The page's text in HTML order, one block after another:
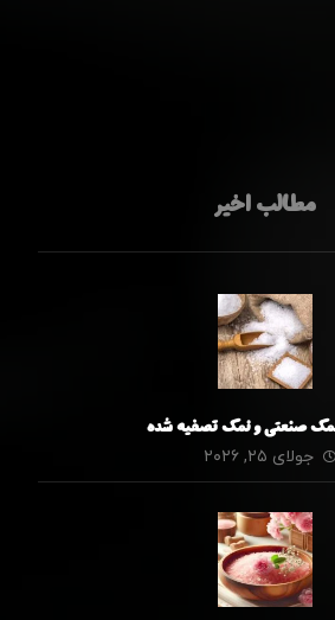
مطالب اخیر
صنعتی و نمک تصفیه شده
جولای ۲۵, ۲۰۲۶